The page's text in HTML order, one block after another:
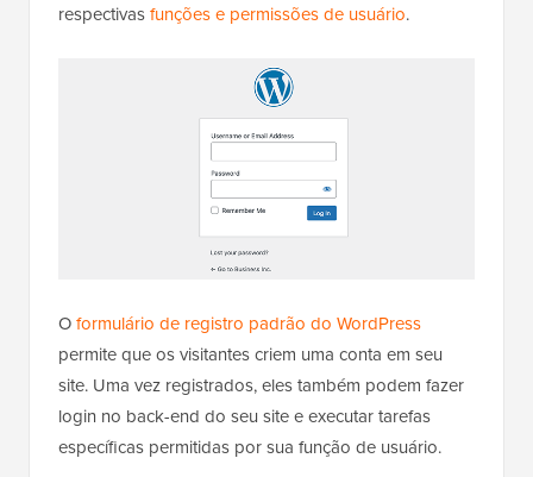
respectivasfunções e permissões de usuário.
Oformulário de registro padrão do WordPress
permite que os visitantes criem uma conta em seu
site. Uma vez registrados, eles também podem fazer
login no back-end do seu site e executar tarefas
específicas permitidas por sua função de usuário.